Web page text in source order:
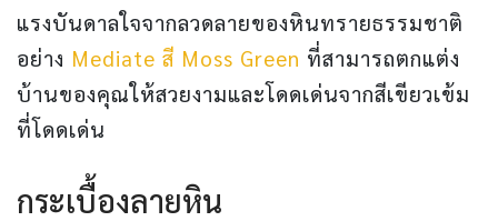
แรงบันดาลใจจากลวดลายของหินทรายธรรมชาติ
อย่าง Mediate สี Moss Green ที่สามารถตกแต่ง
บ้านของคุณให้สวยงามและโดดเด่นจากสีเขียวเข้ม
ที่โดดเด่น
กระเบื้องลายหิน